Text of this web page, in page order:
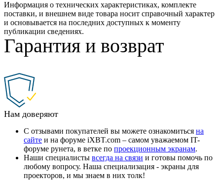
Информация о технических характеристиках, комплекте
поставки, и внешнем виде товара носит справочный характер
и основывается на последних доступных к моменту
публикации сведениях.
Гарантия и возврат
Нам доверяют
С отзывами покупателей вы можете ознакомиться на
сайте и на форуме iXBT.com – самом уважаемом IT-
форуме рунета, в ветке по проекционным экранам.
Наши специалисты всегда на связи и готовы помочь по
любому вопросу. Наша специализация - экраны для
проекторов, и мы знаем в них толк!